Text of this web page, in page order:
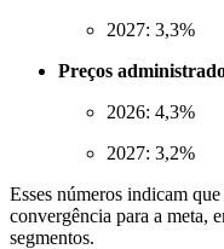
2027: 3,3%
Preços
2026: 4,3%
2027: 3,2%
Esses números indicam
convergência para a meta,
segmentos.